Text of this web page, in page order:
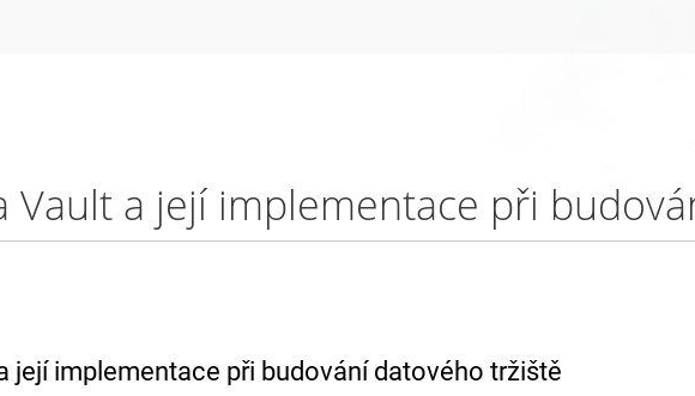
její implementace při budování datového tržiště